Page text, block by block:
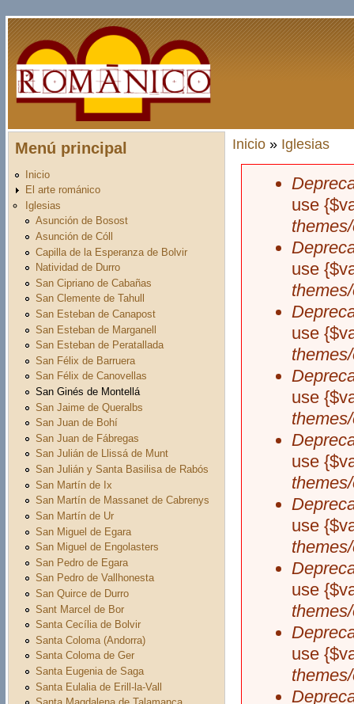
Pasar al contenido principal
Menú principal
Inicio
El arte románico
Iglesias
Asunción de Bosost
Asunción de Cóll
Capilla de la Esperanza de Bolvir
Natividad de Durro
San Cipriano de Cabañas
San Clemente de Tahull
San Esteban de Canapost
San Esteban de Marganell
San Esteban de Peratallada
San Félix de Barruera
San Félix de Canovellas
San Ginés de Montellá
San Jaime de Queralbs
San Juan de Bohí
San Juan de Fábregas
San Julián de Llissá de Munt
San Julián y Santa Basilisa de Rabós
San Martín de Ix
San Martín de Massanet de Cabrenys
San Martín de Ur
San Miguel de Egara
San Miguel de Engolasters
San Pedro de Egara
San Pedro de Vallhonesta
San Quirce de Durro
Sant Marcel de Bor
Santa Cecília de Bolvir
Santa Coloma (Andorra)
Santa Coloma de Ger
Santa Eugenia de Saga
Santa Eulalia de Erill-la-Vall
Usted está aquí
Inicio» Iglesias
Mensaje
use
use
use
use
use
use
use
use